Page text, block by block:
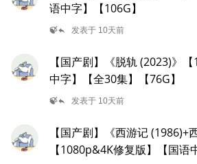
语中字】【106G】
🍃reply 发表于 10天前
【国产剧】《脱轨 (2023)》
中字】【全30集】【76G】
🍃reply 发表于 10天前
【国产剧】《西游记‎ (1986)+
【1080p&4K修复版】【国语